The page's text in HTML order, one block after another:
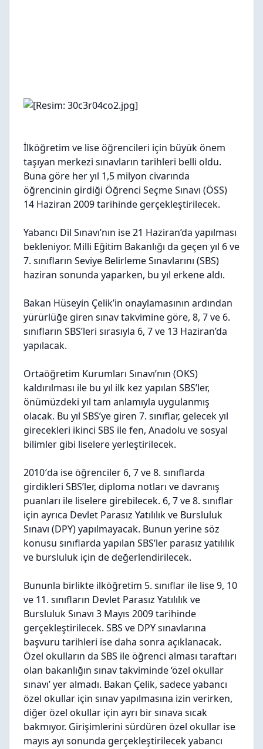
İlköğretim ve lise öğrencileri için büyük önem
taşıyan merkezi sınavların tarihleri belli oldu.
Buna göre her yıl 1,5 milyon civarında
öğrencinin girdiği Öğrenci Seçme Sınavı (ÖSS)
14 Haziran 2009 tarihinde gerçekleştirilecek.
Yabancı Dil Sınavı’nın ise 21 Haziran’da yapılması
bekleniyor. Milli Eğitim Bakanlığı da geçen yıl 6 ve
7. sınıfların Seviye Belirleme Sınavlarını (SBS)
haziran sonunda yaparken, bu yıl erkene aldı.
Bakan Hüseyin Çelik’in onaylamasının ardından
yürürlüğe giren sınav takvimine göre, 8, 7 ve 6.
sınıfların SBS’leri sırasıyla 6, 7 ve 13 Haziran’da
yapılacak.
Ortaöğretim Kurumları Sınavı’nın (OKS)
kaldırılması ile bu yıl ilk kez yapılan SBS’ler,
önümüzdeki yıl tam anlamıyla uygulanmış
olacak. Bu yıl SBS’ye giren 7. sınıflar, gelecek yıl
girecekleri ikinci SBS ile fen, Anadolu ve sosyal
bilimler gibi liselere yerleştirilecek.
2010′da ise öğrenciler 6, 7 ve 8. sınıflarda
girdikleri SBS’ler, diploma notları ve davranış
puanları ile liselere girebilecek. 6, 7 ve 8. sınıflar
için ayrıca Devlet Parasız Yatılılık ve Bursluluk
Sınavı (DPY) yapılmayacak. Bunun yerine söz
konusu sınıflarda yapılan SBS’ler parasız yatılılık
ve bursluluk için de değerlendirilecek.
Bununla birlikte ilköğretim 5. sınıflar ile lise 9, 10
ve 11. sınıfların Devlet Parasız Yatılılık ve
Bursluluk Sınavı 3 Mayıs 2009 tarihinde
gerçekleştirilecek. SBS ve DPY sınavlarına
başvuru tarihleri ise daha sonra açıklanacak.
Özel okulların da SBS ile öğrenci alması taraftarı
olan bakanlığın sınav takviminde ‘özel okullar
sınavı’ yer almadı. Bakan Çelik, sadece yabancı
özel okullar için sınav yapılmasına izin verirken,
diğer özel okullar için ayrı bir sınava sıcak
bakmıyor. Girişimlerini sürdüren özel okullar ise
mayıs ayı sonunda gerçekleştirilecek yabancı